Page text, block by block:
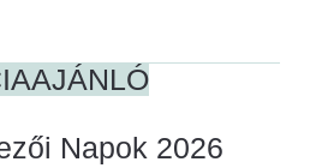
Napok 2026